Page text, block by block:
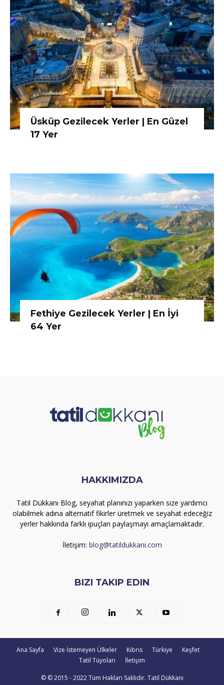
Üsküp Gezilecek Yerler | En Güzel
17 Yer
Fethiye Gezilecek Yerler | En İyi
64 Yer
HAKKIMIZDA
Tatil Dükkanı Blog, seyahat planınızı yaparken size yardımcı
olabilmek adına alternatif fikirler üretmek ve seyahat edeceğiz
yerler hakkında farklı ipuçları paylaşmayı amaçlamaktadır.
İletişim: blog@tatildukkani.com
BIZI TAKIP EDIN
Ana Sayfa Vize İstemeyen Ülkeler Kıbrıs Türkiye
Keşfet
Tatil Tüyoları
İletişim
© © 2015 - 2022 Tüm Hakları Saklıdır. Tatil Dükkanı